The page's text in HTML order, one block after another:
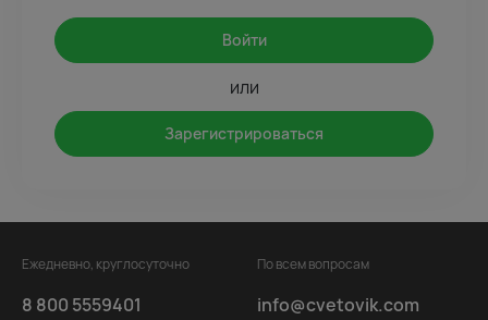
Войти
или
Зарегистрироваться
Ежедневно, круглосуточно
8 800 5559401
По всем вопросам
info@cvetovik.com